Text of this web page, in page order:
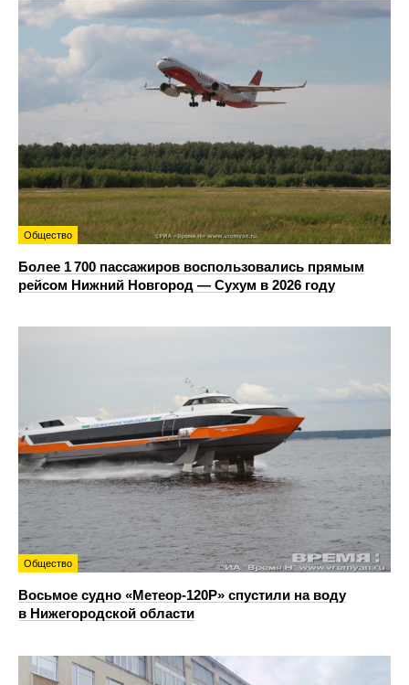
Общество
Более 1 700 пассажиров воспользовались прямым
рейсом Нижний Новгород — Сухум в 2026 году
Общество
Восьмое судно «Метеор-120Р» спустили на воду
в Нижегородской области